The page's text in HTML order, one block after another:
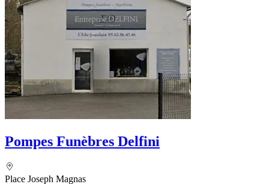
Pompes Funèbres Delfini
Place Joseph Magnas